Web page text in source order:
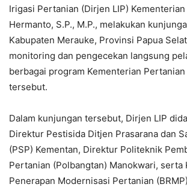
Irigasi Pertanian (Dirjen LIP)
Hermanto, S.P., M.P., melakukan
Kabupaten Merauke, Provinsi Papua
monitoring dan pengecekan langsung
berbagai program Kementerian
tersebut.
Dalam kunjungan tersebut, Dirjen LIP
Direktur Pestisida Ditjen Prasarana dan
(PSP) Kementan, Direktur Politeknik
Pertanian (Polbangtan) Manokwari, serta
Penerapan Modernisasi Pertanian